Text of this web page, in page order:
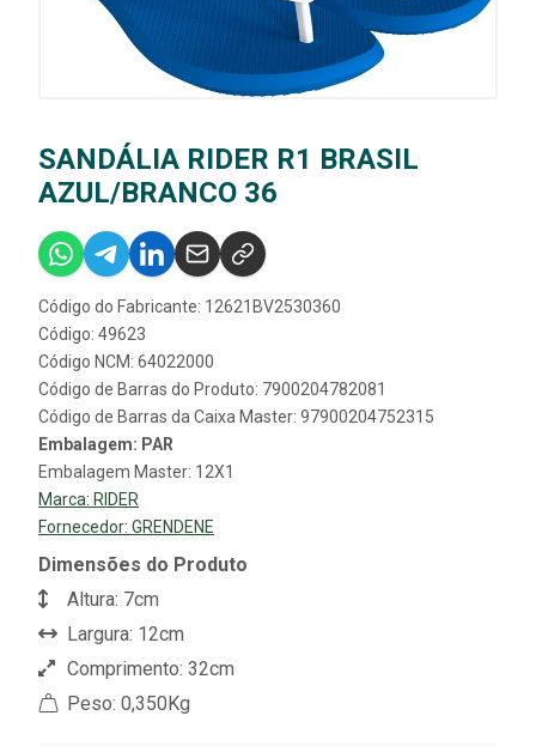
SANDÁLIA RIDER R1 BRASIL
AZUL/BRANCO 36
Código do Fabricante: 12621BV2530360
Código: 49623
Código NCM: 64022000
Código de Barras do Produto: 7900204782081
Código de Barras da Caixa Master: 97900204752315
Embalagem: PAR
Embalagem Master: 12X1
Marca: RIDER
Fornecedor: GRENDENE
Dimensões do Produto
Altura: 7cm
Largura: 12cm
Comprimento: 32cm
Peso: 0,350Kg